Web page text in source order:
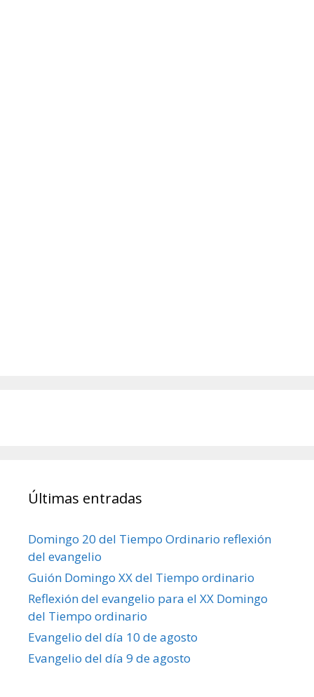
Últimas entradas
Domingo 20 del Tiempo Ordinario reflexión
del evangelio
Guión Domingo XX del Tiempo ordinario
Reflexión del evangelio para el XX Domingo
del Tiempo ordinario
Evangelio del día 10 de agosto
Evangelio del día 9 de agosto